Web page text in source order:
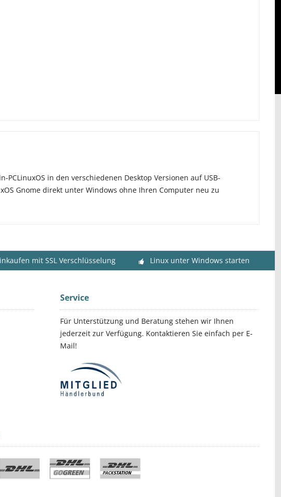
in den verschiedenen Desktop Versionen auf USB-
Gnome direkt unter Windows ohne Ihren Computer neu zu
mit SSL Verschlüsselung Linux unter Windows starten
Service
Für Unterstützung und Beratung stehen wir Ihnen
jederzeit zur Verfügung. Kontaktieren Sie einfach per E-
Mail!